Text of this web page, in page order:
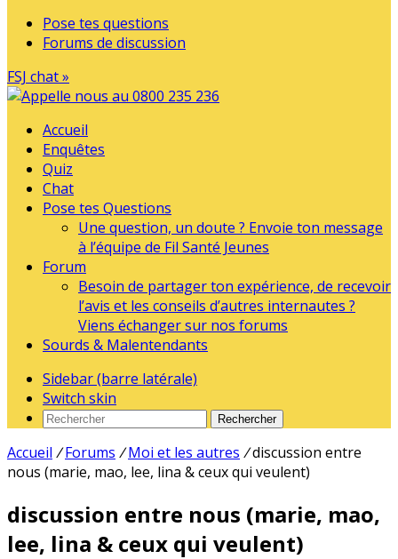
Pose tes questions
Forums de discussion
FSJ chat »
Accueil
Enquêtes
Quiz
Chat
Pose tes Questions
Une question, un doute ? Envoie ton message
à l’équipe de Fil Santé Jeunes
Forum
Besoin de partager ton expérience, de recevoir
l’avis et les conseils d’autres internautes ?
Viens échanger sur nos forums
Sourds & Malentendants
Sidebar (barre latérale)
Switch skin
Rechercher
Accueil / Forums / Moi et les autres /discussion entre
nous (marie, mao, lee, lina & ceux qui veulent)
discussion entre nous (marie, mao,
lee, lina & ceux qui veulent)